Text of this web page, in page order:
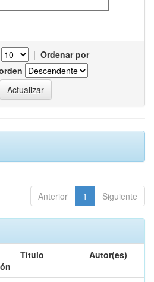
| Ordenar por
Anterior 1 Siguiente
Título Autor(es)